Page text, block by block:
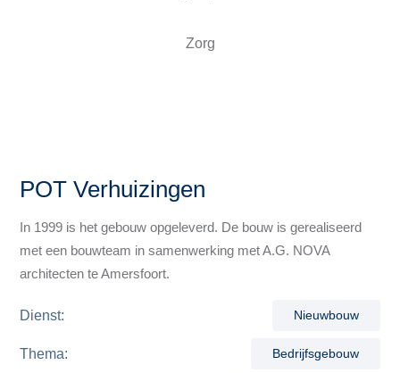
Zorg
POT Verhuizingen
In 1999 is het gebouw opgeleverd. De bouw is gerealiseerd
met een bouwteam in samenwerking met A.G. NOVA
architecten te Amersfoort.
Dienst: Nieuwbouw
Thema: Bedrijfsgebouw